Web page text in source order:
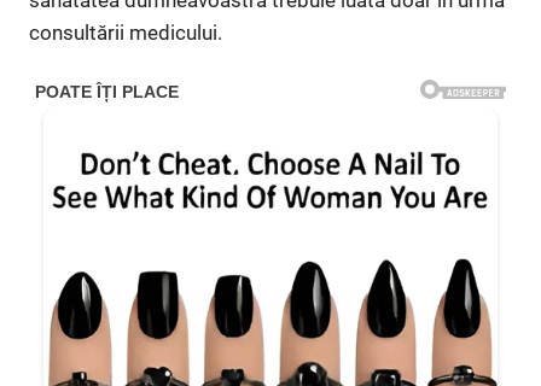
consultării medicului.